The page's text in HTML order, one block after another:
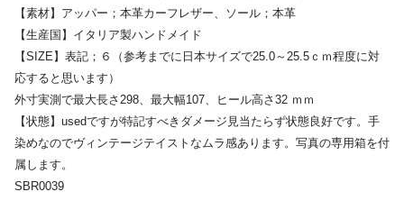
【素材】アッパー；本革カーフレザー、ソール；本革
【生産国】イタリア製ハンドメイド
【SIZE】表記；６（参考までに日本サイズで25.0～25.5ｃｍ程度に対
応すると思います）
外寸実測で最大長さ298、最大幅107、ヒール高さ32 ｍｍ
【状態】usedですが特記すべきダメージ見当たらず状態良好です。手
染めなのでヴィンテージテイストなムラ感あります。写真の専用箱を付
属します。
SBR0039